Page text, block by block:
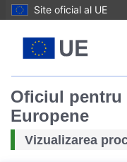
Site oficial al UE
Oficiul
Europene
Vizualizarea